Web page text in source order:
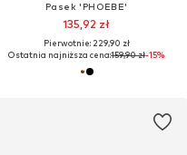
Pasek 'PHOEBE'
135,92 zł
Pierwotnie: 229,90 zł
Ostatnia najniższa cena:159,90 zł-15%